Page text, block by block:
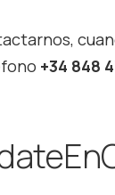
+34 848